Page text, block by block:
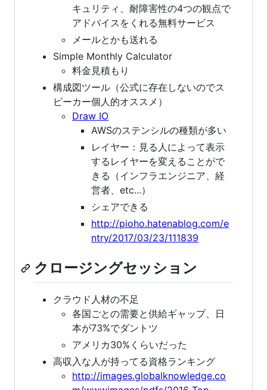
キュリティ、耐障害性の4つの観点で
アドバイスをくれる無料サービス
メールとかも送れる
Simple Monthly Calculator
料金見積もり
構成図ツール（公式に存在しないのでス
ピーカー個人的オススメ）
Draw IO
AWSのステンシルの種類が多い
レイヤー：見る人によって表示
するレイヤーを変えることがで
きる（インフラエンジニア、経
営者、etc...）
シェアできる
http://pioho.hatenablog.com/e
ntry/2017/03/23/111839
クロージングセッション
クラウド人材の不足
各国ごとの需要と供給ギャップ、日
本が73%でダントツ
アメリカ30%くらいだった
高収入な人が持ってる資格ランキング
http://images.globalknowledge.co